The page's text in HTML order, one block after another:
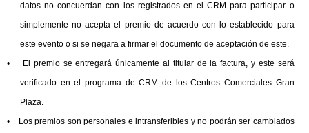
datos no concuerdan con los registrados en el CRM para participar o
simplemente no acepta el premio de acuerdo con lo establecido para
este evento o si se negara a firmar el documento de aceptación de este.
•
El premio se entregará únicamente al titular de la factura, y este será
verificado en el programa de CRM de los Centros Comerciales Gran
Plaza.
•
Los premios son personales e intransferibles y no podrán ser cambiados